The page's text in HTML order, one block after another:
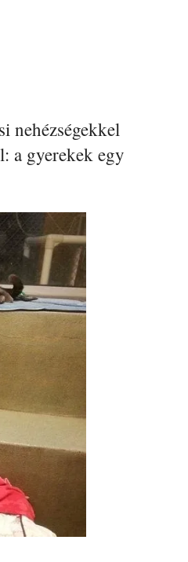
nehézségekkel
a gyerekek egy